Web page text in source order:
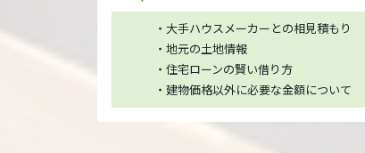
・大手ハウスメーカーとの相見積もり
・地元の土地情報
・住宅ローンの賢い借り方
・建物価格以外に必要な金額について